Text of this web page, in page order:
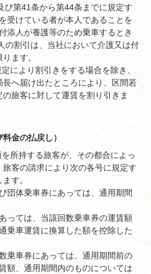
び第41条から第44条までに規定す
受けている者が本人であることを
添人が養護等のため乗車するとき
の割引は、当社において介護又は付
ます。
により割引きをする場合を除き、
へ届け出たところにより、区間若
旅客に対して運賃を割り引きま
金の払戻し）
所持する旅客が、その都合によっ
客の請求により次の各号に規定す
す。
団体乗車券にあっては、通用期間
っては、当該回数乗車券の運賃額
乗車運賃に換算した額を控除した
乗車券にあっては、通用期間前の
額、通用期間内のものについては